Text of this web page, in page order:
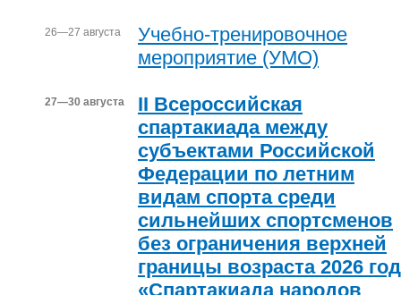
26—27 августа
Учебно-тренировочное
мероприятие (УМО)
27—30 августа
II Всероссийская
спартакиада между
субъектами Российской
Федерации по летним
видам спорта среди
сильнейших спортсменов
без ограничения верхней
границы возраста 2026
«Спартакиада народов